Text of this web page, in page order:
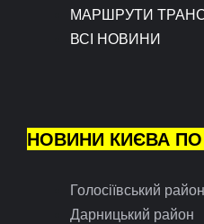
МАРШРУТИ
ВСІ НОВИНИ
НОВИНИ КИЄВА
Голосіївський район
Дарницький район